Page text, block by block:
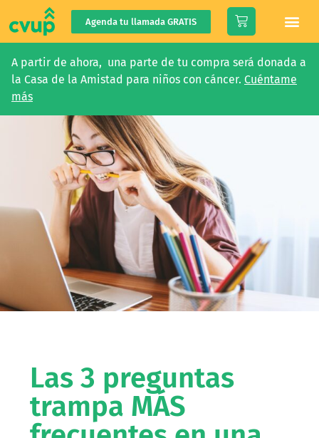
Agenda tu llamada GRATIS
A partir de ahora, una parte de tu compra será donada a
la Casa de la Amistad para niños con cáncer. Cuéntame
más
Las 3 preguntas
trampa MÁS